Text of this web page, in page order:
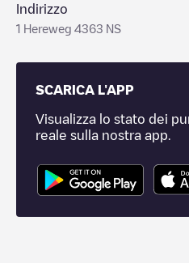
Indirizzo
1 Hereweg 4363 NS
SCARICA L'APP
Visualizza lo stato dei
reale sulla nostra app.